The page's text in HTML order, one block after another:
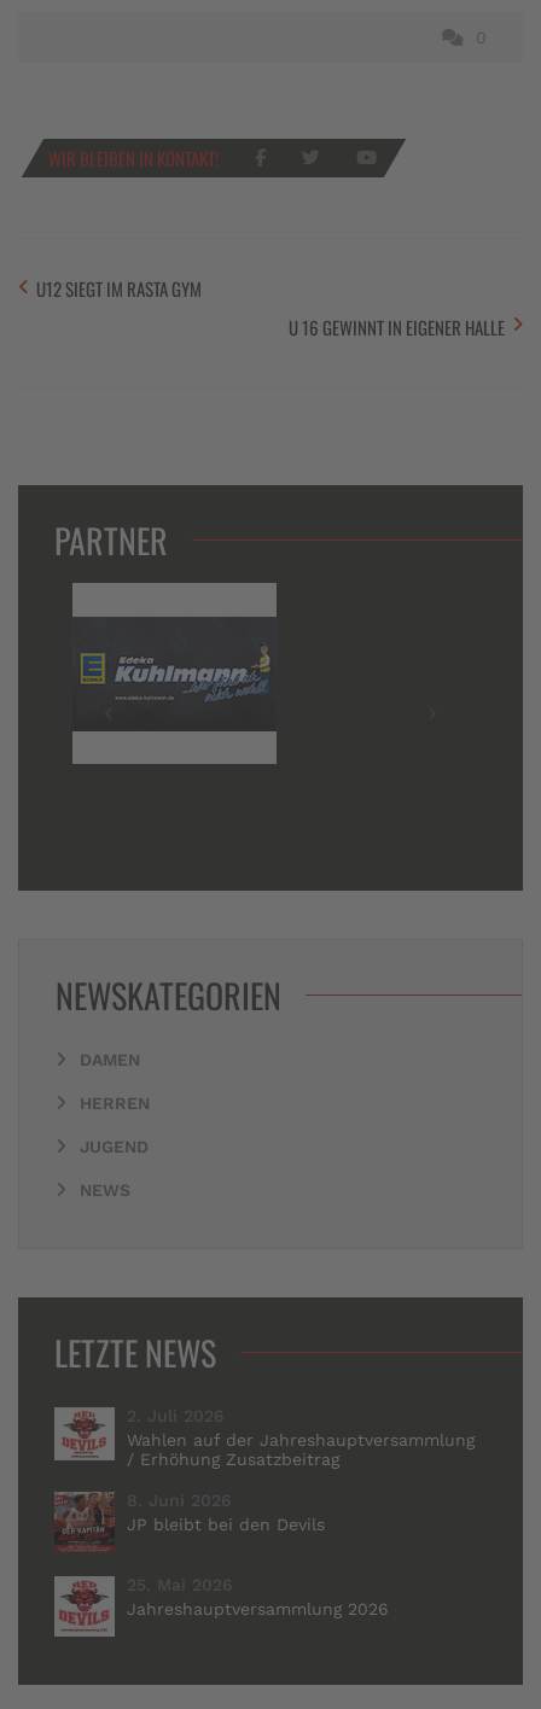
0
WIR BLEIBEN IN KONTAKT!
U12 SIEGT IM RASTA GYM
U 16 GEWINNT IN EIGENER HALLE
PARTNER
NEWSKATEGORIEN
DAMEN
HERREN
JUGEND
NEWS
LETZTE NEWS
2. Juli 2026
Wahlen auf der Jahreshauptversammlung
/ Erhöhung Zusatzbeitrag
8. Juni 2026
JP bleibt bei den Devils
25. Mai 2026
Jahreshauptversammlung 2026